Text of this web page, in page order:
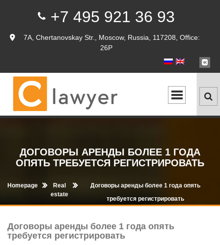
+7 495 921 36 93
7A, Chertanovskay Str., Moscow, Russia, 117208, Office:
26P
ДОГОВОРЫ АРЕНДЫ БОЛЕЕ 1 ГОДА
ОПЯТЬ ТРЕБУЕТСЯ РЕГИСТРИРОВАТЬ
Homepage
Real
estate
Договоры аренды более 1 года опять
требуется регистрировать
Договоры аренды более 1 года опять
требуется регистрировать